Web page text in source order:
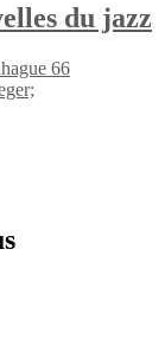
du jazz
66